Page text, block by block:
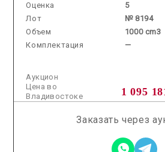
Оценка
5
Лот
№ 8194
Объем
1000 cm3
Комплектация
—
Аукцион
1 095
Цена во
Владивостоке
Заказать через